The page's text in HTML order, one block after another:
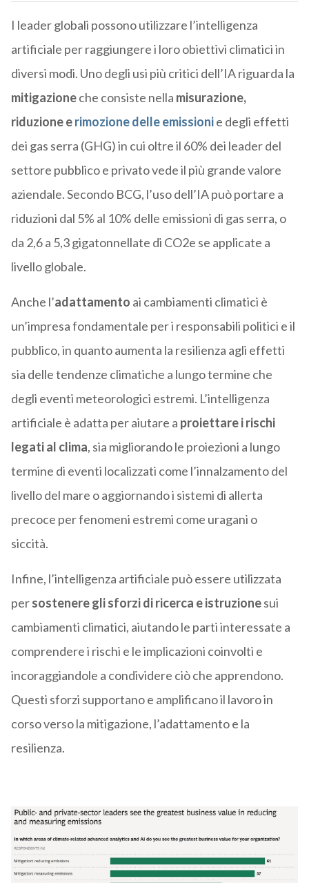
I leader globali possono utilizzare l’intelligenza
artificiale per raggiungere i loro obiettivi climatici in
diversi modi. Uno degli usi più critici dell’IA riguarda la
mitigazioneche consiste nella misurazione,
riduzione erimozione delle emissionie degli effetti
dei gas serra (GHG) in cui oltre il 60% dei leader del
settore pubblico e privato vede il più grande valore
aziendale. Secondo BCG, l’uso dell’IA può portare a
riduzioni dal 5% al 10% delle emissioni di gas serra, o
da 2,6 a 5,3 gigatonnellate di CO2e se applicate a
livello globale.
Anche l’adattamento ai cambiamenti climatici è
un’impresa fondamentale per i responsabili politici e il
pubblico, in quanto aumenta la resilienza agli effetti
sia delle tendenze climatiche a lungo termine che
degli eventi meteorologici estremi. L’intelligenza
artificiale è adatta per aiutare a proiettare i rischi
legati al clima, sia migliorando le proiezioni a lungo
termine di eventi localizzati come l’innalzamento del
livello del mare o aggiornando i sistemi di allerta
precoce per fenomeni estremi come uragani o
siccità.
Infine, l’intelligenza artificiale può essere utilizzata
persostenere gli sforzi di ricerca e istruzionesui
cambiamenti climatici, aiutando le parti interessate a
comprendere i rischi e le implicazioni coinvolti e
incoraggiandole a condividere ciò che apprendono.
Questi sforzi supportano e amplificano il lavoro in
corso verso la mitigazione, l’adattamento e la
resilienza.